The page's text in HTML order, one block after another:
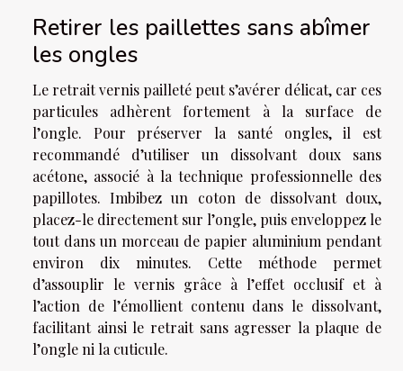
Retirer les paillettes sans abîmer
les ongles
Le retrait vernis pailleté peut s’avérer délicat, car ces
particules adhèrent fortement à la surface de
l’ongle. Pour préserver la santé ongles, il est
recommandé d’utiliser un dissolvant doux sans
acétone, associé à la technique professionnelle des
papillotes. Imbibez un coton de dissolvant doux,
placez-le directement sur l’ongle, puis enveloppez le
tout dans un morceau de papier aluminium pendant
environ dix minutes. Cette méthode permet
d’assouplir le vernis grâce à l’effet occlusif et à
l’action de l’émollient contenu dans le dissolvant,
facilitant ainsi le retrait sans agresser la plaque de
l’ongle ni la cuticule.